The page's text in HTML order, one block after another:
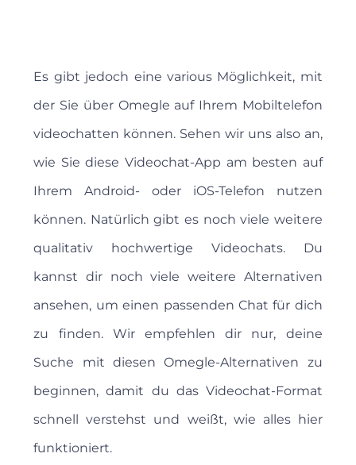
Es gibt jedoch eine various Möglichkeit, mit
der Sie über Omegle auf Ihrem Mobiltelefon
videochatten können. Sehen wir uns also an,
wie Sie diese Videochat-App am besten auf
Ihrem Android- oder iOS-Telefon nutzen
können. Natürlich gibt es noch viele weitere
qualitativ hochwertige Videochats. Du
kannst dir noch viele weitere Alternativen
ansehen, um einen passenden Chat für dich
zu finden. Wir empfehlen dir nur, deine
Suche mit diesen Omegle-Alternativen zu
beginnen, damit du das Videochat-Format
schnell verstehst und weißt, wie alles hier
funktioniert.